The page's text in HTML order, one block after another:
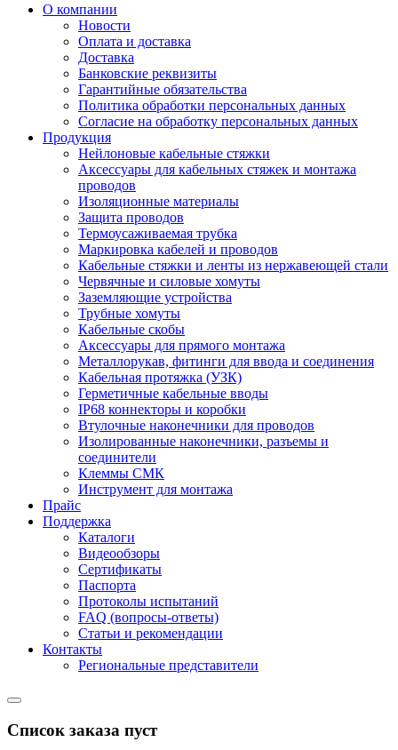
О компании
Новости
Оплата и доставка
Доставка
Банковские реквизиты
Гарантийные обязательства
Политика обработки персональных данных
Согласие на обработку персональных данных
Продукция
Нейлоновые кабельные стяжки
Аксессуары для кабельных стяжек и монтажа
проводов
Изоляционные материалы
Защита проводов
Термоусаживаемая трубка
Маркировка кабелей и проводов
Кабельные стяжки и ленты из нержавеющей стали
Червячные и силовые хомуты
Заземляющие устройства
Трубные хомуты
Кабельные скобы
Аксессуары для прямого монтажа
Металлорукав, фитинги для ввода и соединения
Кабельная протяжка (УЗК)
Герметичные кабельные вводы
IP68 коннекторы и коробки
Втулочные наконечники для проводов
Изолированные наконечники, разъемы и
соединители
Клеммы СМК
Инструмент для монтажа
Прайс
Поддержка
Каталоги
Видеообзоры
Сертификаты
Паспорта
Протоколы испытаний
FAQ (вопросы-ответы)
Статьи и рекомендации
Контакты
Региональные представители
Список заказа пуст